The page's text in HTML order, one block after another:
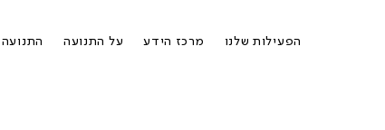
הפעילות שלנו
מרכז הידע על התנועה